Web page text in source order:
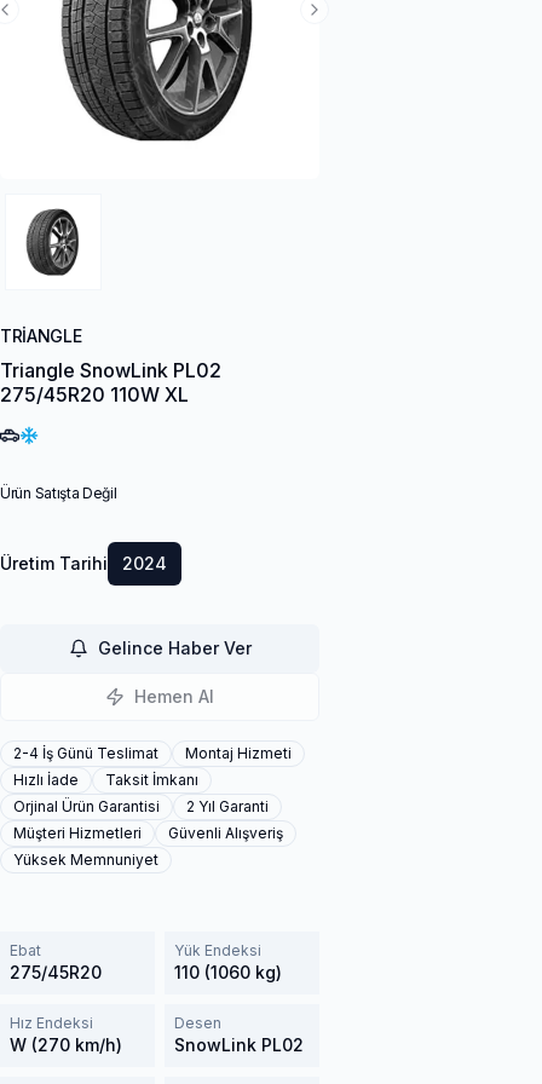
Next Slide
Previous Slide
TRIANGLE
Triangle SnowLink PL02
275/45R20 110W XL
Ürün Satışta Değil
Üretim Tarihi 2024
Gelince Haber Ver
Hemen Al
2-4 İş Günü Teslimat
Montaj Hizmeti
Hızlı İade
Taksit İmkanı
Orjinal Ürün Garantisi
2 Yıl Garanti
Müşteri Hizmetleri
Güvenli Alışveriş
Yüksek Memnuniyet
Ebat
275/45R20
Yük Endeksi
110 (1060 kg)
Hız Endeksi
W (270 km/h)
Desen
SnowLink PL02